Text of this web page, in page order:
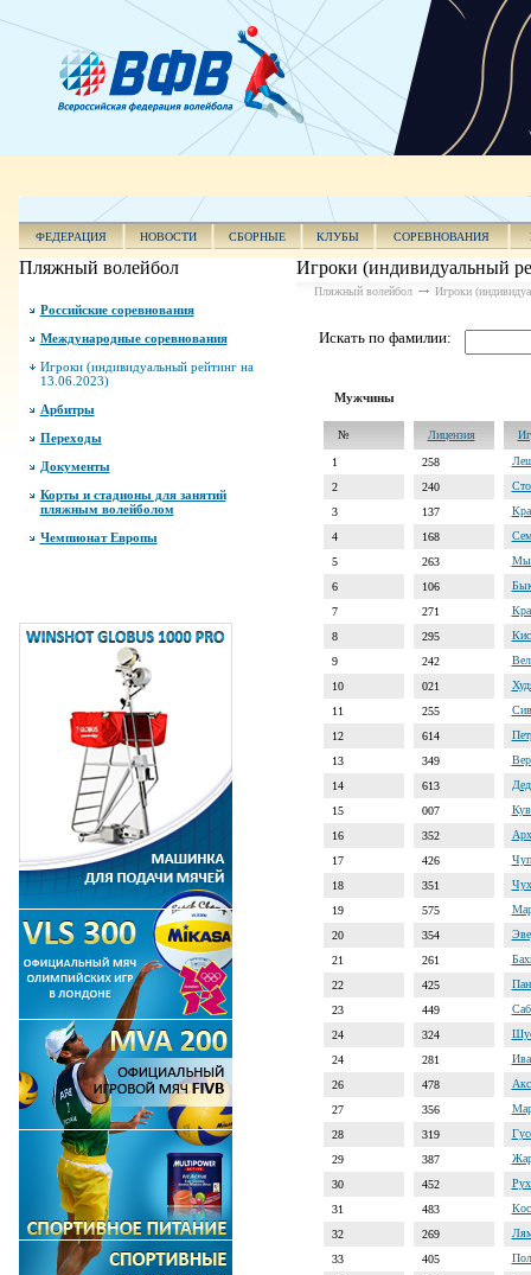
ФЕДЕРАЦИЯ НОВОСТИ СБОРНЫЕ КЛУБЫ СОРЕВНОВАНИЯ
Пляжный волейбол
Российские соревнования
Международные соревнования
Игроки (индивидуальный рейтинг на
13.06.2023)
Арбитры
Переходы
Документы
Корты и стадионы для занятий
пляжным волейболом
Чемпионат Европы
Игроки (индивидуальный
Пляжный волейбол Игроки
Искать по фамилии:
Мужчины
№ Лицензия
1 258
2
240
3
137
4
168
5
263
6
106
7
271
8
295
9
242
10
021
11
255
12
614
13
349
14
613
15
007
16
352
17
426
18
351
19
575
20
354
21
261
22
425
23
449
24
324
24
281
26
478
27
356
28
319
29
387
30
452
31
483
32
269
33
405